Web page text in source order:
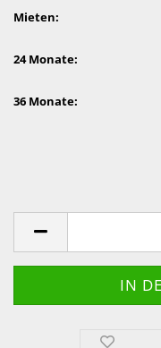
Mieten:
24 Monate:
36 Monate: